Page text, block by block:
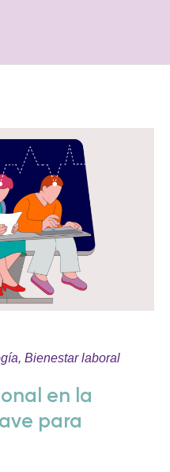
, Bienestar laboral
en la
para